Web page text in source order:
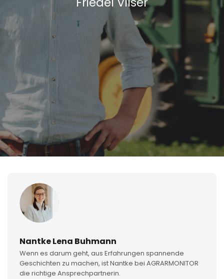
Nantke Lena Buhmann
Wenn es darum geht, aus Erfahrungen spannende
Geschichten zu machen, ist Nantke bei AGRARMONITOR
die richtige Ansprechpartnerin.